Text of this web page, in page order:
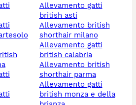
allevamento gatti
british asti
allevamento british
shorthair milano
allevamento gatti
british calabria
allevamento british
shorthair parma
allevamento gatti
british monza e della